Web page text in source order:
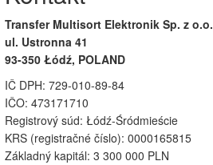
Transfer Multisort Elektronik Sp. z o.o.
ul. Ustronna 41
93-350 Łódź, POLAND
IČ DPH: 729-010-89-84
IČO: 473171710
Registrový súd: Łódź-Śródmieście
KRS (registračné číslo): 0000165815
Základný kapitál: 3 300 000 PLN